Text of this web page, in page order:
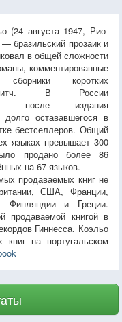
(24 августа 1947, Рио-
бразильский прозаик и
в общей сложности
комментированные
сборники коротких
притч. В России
после издания
долго остававшегося в
бестселлеров. Общий
языках превышает 300
продано более 86
на 67 языков.
продаваемых книг не
США, Франции,
Финляндии и Греции.
продаваемой книгой в
Гиннесса. Коэльо
на португальском